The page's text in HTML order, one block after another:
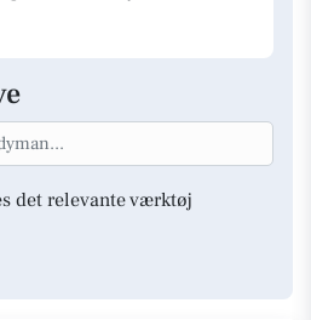
det relevante værktøj